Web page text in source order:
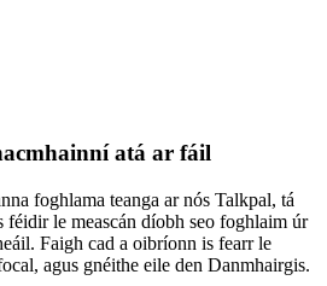
atá ar fáil
foghlama teanga ar nós Talkpal, tá
le meascán díobh seo foghlaim úr
Faigh cad a oibríonn is fearr le
agus gnéithe eile den Danmhairgis.